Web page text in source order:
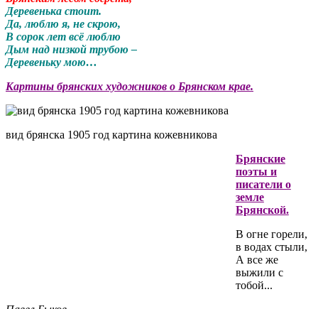
Деревенька стоит.
Да, люблю я, не скрою,
В сорок лет всё люблю
Дым над низкой трубою –
Деревеньку мою…
Картины брянских художников о Брянском крае.
вид брянска 1905 год картина кожевникова
Брянские
поэты и
писатели о
земле
Брянской.
В огне горели,
в водах стыли,
А все же
выжили с
тобой...